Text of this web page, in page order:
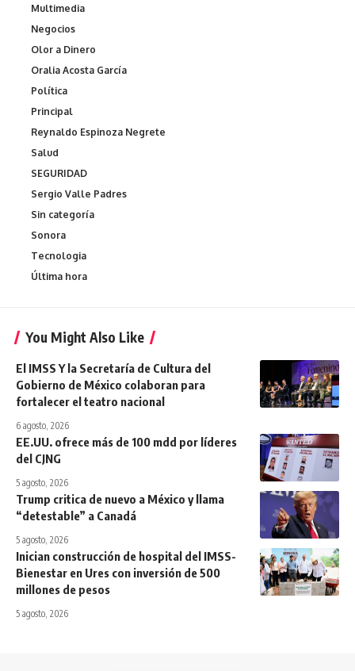
Multimedia
Negocios
Olor a Dinero
Oralia Acosta García
Política
Principal
Reynaldo Espinoza Negrete
Salud
SEGURIDAD
Sergio Valle Padres
Sin categoría
Sonora
Tecnologia
Última hora
You Might Also Like
El IMSS Y la Secretaría de Cultura del
Gobierno de México colaboran para
fortalecer el teatro nacional
6 agosto, 2026
EE.UU. ofrece más de 100 mdd por líderes
del CJNG
5 agosto, 2026
Trump critica de nuevo a México y llama
“detestable” a Canadá
5 agosto, 2026
Inician construcción de hospital del IMSS-
Bienestar en Ures con inversión de 500
millones de pesos
5 agosto, 2026